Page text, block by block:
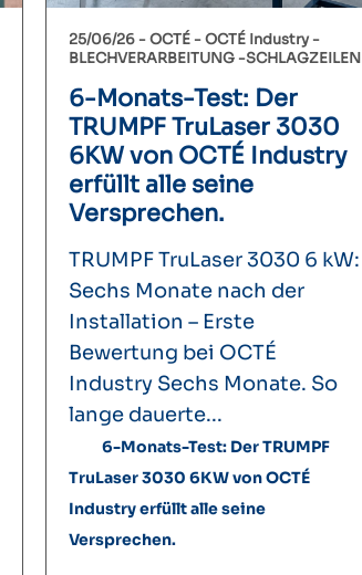
25/06/26 -OCTÉ
OCTÉ Industry
BLECHVERARBEITUNG SCHLAGZEILEN
6-Monats-Test: Der
TRUMPF TruLaser 3030
6KW von OCTÉ Industry
erfüllt alle seine
Versprechen.
TRUMPF TruLaser 3030 6 kW:
Sechs Monate nach der
Installation – Erste
Bewertung bei OCTÉ
Industry Sechs Monate. So
lange dauerte...
6-Monats-Test: Der TRUMPF
TruLaser 3030 6KW von OCTÉ
Industry erfüllt alle seine
Versprechen.